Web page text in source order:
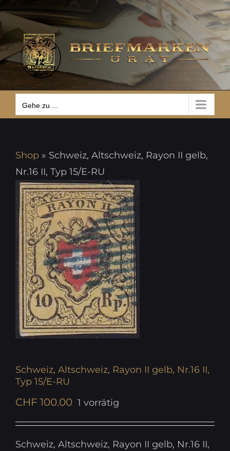
Zum
Inhalt
springen
Gehe zu ...
Gehe zu ...
Shop » Schweiz, Altschweiz, Rayon II gelb,
Nr.16 II, Typ 15/E-RU
Schweiz, Altschweiz, Rayon II gelb, Nr.16 II,
Typ 15/E-RU
CHF 100.00 1 vorrätig
Schweiz, Altschweiz, Rayon II gelb, Nr.16 II,